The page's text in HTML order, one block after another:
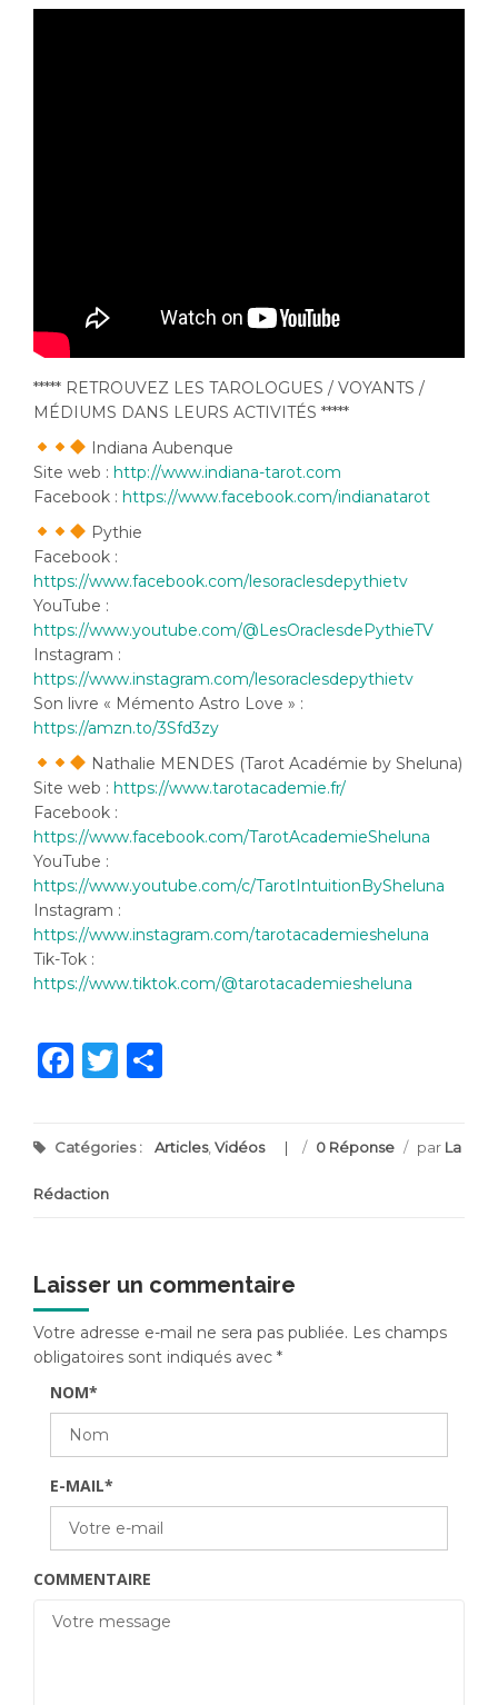
***** RETROUVEZ LES TAROLOGUES / VOYANTS /
MÉDIUMS DANS LEURS ACTIVITÉS *****
Indiana Aubenque
Site web : http://www.indiana-tarot.com
Facebook : https://www.facebook.com/indianatarot
Pythie
Facebook :
https://www.facebook.com/lesoraclesdepythietv
YouTube :
https://www.youtube.com/@LesOraclesdePythieTV
Instagram :
https://www.instagram.com/lesoraclesdepythietv
Son livre « Mémento Astro Love » :
https://amzn.to/3Sfd3zy
Nathalie MENDES (Tarot Académie by Sheluna)
Site web : https://www.tarotacademie.fr/
Facebook :
https://www.facebook.com/TarotAcademieSheluna
YouTube :
https://www.youtube.com/c/TarotIntuitionBySheluna
Instagram :
https://www.instagram.com/tarotacademiesheluna
Tik-Tok :
https://www.tiktok.com/@tarotacademiesheluna
Facebook
Twitter
Catégories : Articles, Vidéos / 0 Réponse / par La
Rédaction
Laisser un commentaire
Votre adresse e-mail ne sera pas publiée. Les champs
obligatoires sont indiqués avec *
NOM*
E-MAIL*
COMMENTAIRE